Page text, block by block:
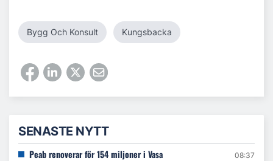
Bygg Och Konsult Kungsbacka
SENASTE NYTT
Peab renoverar för 154 miljoner i Vasa 08:37